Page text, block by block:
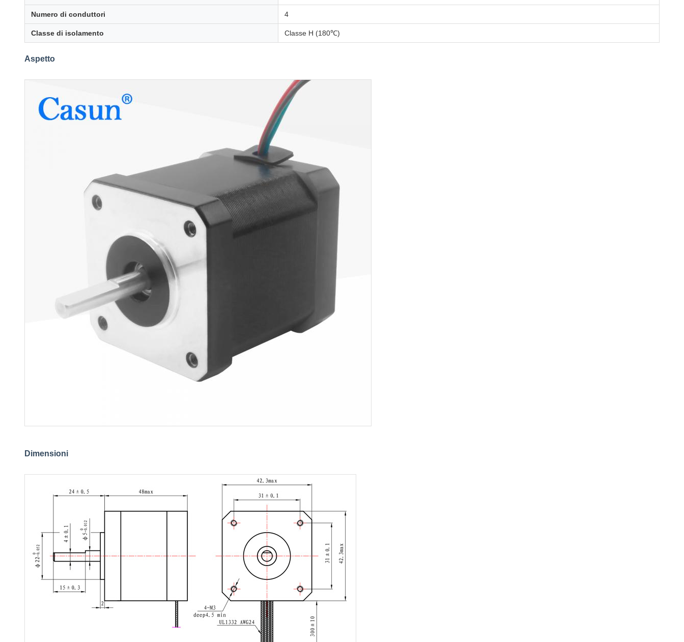
Numero di conduttori 4
Classe di isolamento Classe H (180℃)
Aspetto
Dimensioni